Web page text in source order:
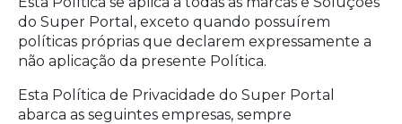
do Super Portal, exceto quando possuírem
políticas próprias que declarem expressamente a
não aplicação da presente Política.
Esta Política de Privacidade do Super Portal
abarca as seguintes empresas, sempre